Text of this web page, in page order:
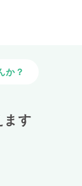
か？
ます